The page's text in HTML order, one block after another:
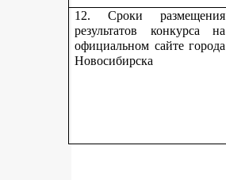
12. Сроки размещения
результатов конкурса на
официальном сайте города
Новосибирска